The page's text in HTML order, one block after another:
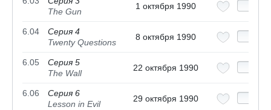
The Gun
1 октября 1990
6.04
Серия 4
Twenty Questions
8 октября 1990
6.05
Серия 5
The Wall
22 октября 1990
6.06
Серия 6
Lesson in Evil
29 октября 1990